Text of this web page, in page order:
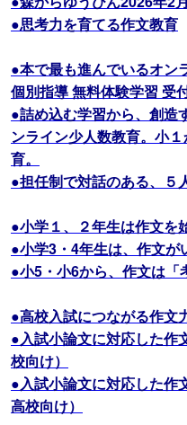
●思考力を育てる作文教育
●本で最も進んでいるオ
個別指導 無料体験学習 受付
●詰め込む学習から、創造
ンライン少人数教育。小
育。
●担任制で対話のある、５
●小学１、２年生は作文を
●小学3・4年生は、作文が
●小5・小6から、作文は「
●高校入試につながる作文
●入試小論文に対応した作
校向け）
●入試小論文に対応した作
高校向け）